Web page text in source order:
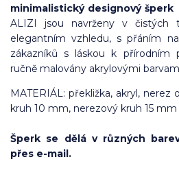
minimalistický designový šperk
ALIZI jsou navrženy v čistých
elegantním vzhledu, s přáním
zákazníků s láskou k přírodním
ručně malovány akrylovými
MATERIÁL: překližka, akryl,
kruh 10 mm, nerezový kruh 15 mm
Šperk se dělá v různých
přes e-mail.